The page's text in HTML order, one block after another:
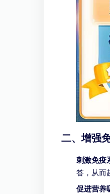
二、增强
刺激免疫
答，从而
促进营养